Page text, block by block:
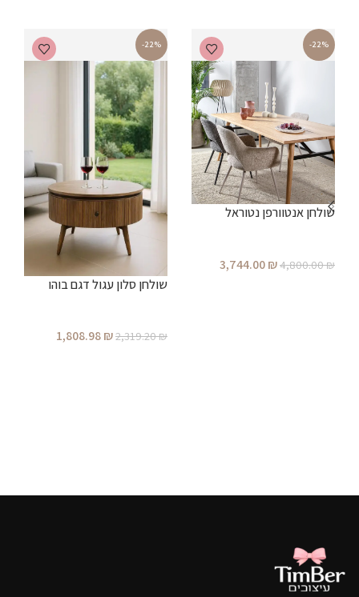
-22%
שולחן אנטוורפן נטוראל
4,800.00₪
3,744.00₪
-22%
שולחן סלון עגול דגם בוהו
2,319.20₪
1,808.98₪